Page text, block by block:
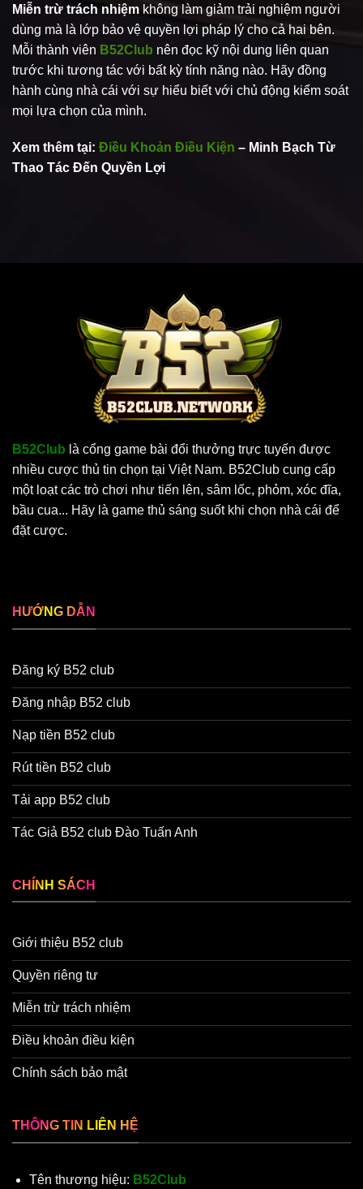
Miễn trừ trách nhiệm không làm giảm trải nghiệm người
dùng mà là lớp bảo vệ quyền lợi pháp lý cho cả hai bên.
Mỗi thành viên B52Club nên đọc kỹ nội dung liên quan
trước khi tương tác với bất kỳ tính năng nào. Hãy đồng
hành cùng nhà cái với sự hiểu biết với chủ động kiểm soát
mọi lựa chọn của mình.
Xem thêm tại: Điều Khoản Điều Kiện – Minh Bạch Từ
Thao Tác Đến Quyền Lợi
B52Club là cổng game bài đổi thưởng trực tuyến được
nhiều cược thủ tin chọn tại Việt Nam. B52Club cung cấp
một loạt các trò chơi như tiến lên, sâm lốc, phỏm, xóc đĩa,
bầu cua... Hãy là game thủ sáng suốt khi chọn nhà cái để
đặt cược.
HƯỚNG DẪN
Đăng ký B52 club
Đăng nhập B52 club
Nạp tiền B52 club
Rút tiền B52 club
Tải app B52 club
Tác Giả B52 club Đào Tuấn Anh
CHÍNH SÁCH
Giới thiệu B52 club
Quyền riêng tư
Miễn trừ trách nhiệm
Điều khoản điều kiện
Chính sách bảo mật
THÔNG TIN LIÊN HỆ
Tên thương hiệu: B52Club